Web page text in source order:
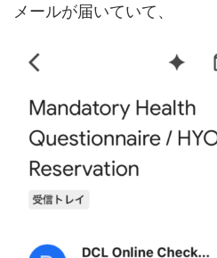
メールが届いていて、